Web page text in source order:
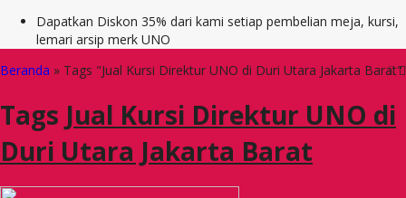
Dapatkan Diskon 35% dari kami setiap pembelian meja, kursi,
lemari arsip merk UNO
Beranda » Tags "Jual Kursi Direktur UNO di Duri Utara Jakarta Barat"
Tags Jual Kursi Direktur UNO di
Duri Utara Jakarta Barat